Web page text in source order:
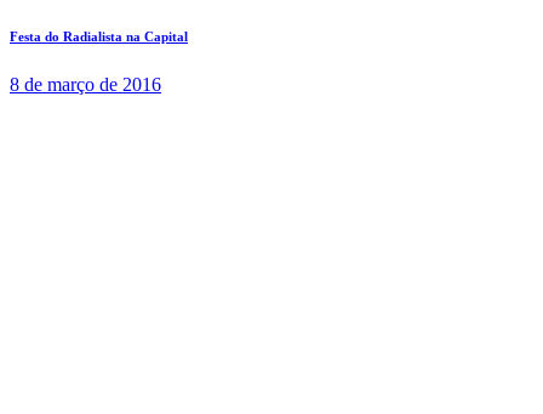
Festa do Radialista na Capital
8 de março de 2016